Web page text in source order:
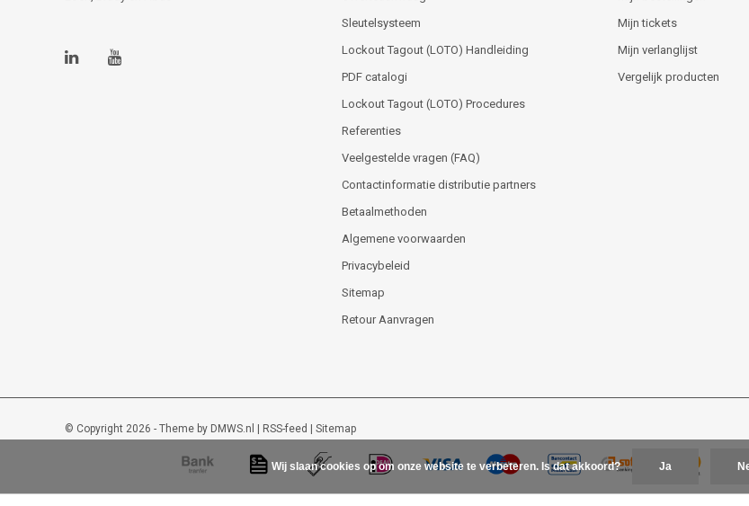
Sleutelsysteem
Lockout Tagout (LOTO) Handleiding
PDF catalogi
Lockout Tagout (LOTO) Procedures
Referenties
Veelgestelde vragen (FAQ)
Contactinformatie distributie partners
Betaalmethoden
Algemene voorwaarden
Privacybeleid
Sitemap
Retour Aanvragen
Mijn tickets
Mijn verlanglijst
Vergelijk producten
© Copyright 2026 - Theme by DMWS.nl | RSS-feed | Sitemap
Lockout-tagout-shop 9/10-48beoordelingen opKiyoh
Wij slaan cookies op om onze website te verbeteren. Is dat akkoord? Ja